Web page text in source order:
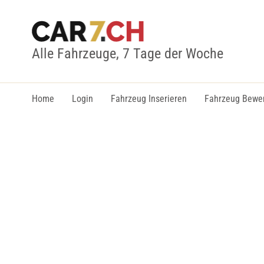
Alle Fahrzeuge, 7 Tage der Woche
Home Login Fahrzeug Inserieren Fahrzeug